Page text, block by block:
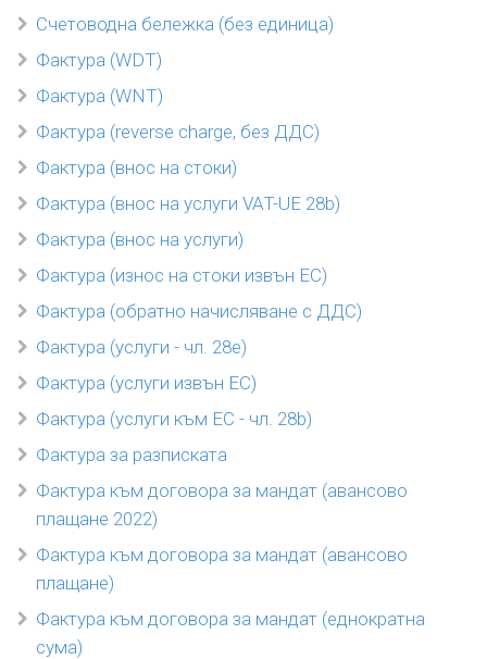
Счетоводна бележка (без единица)
Фактура (WDT)
Фактура (WNT)
Фактура (reverse charge, без ДДС)
Фактура (внос на стоки)
Фактура (внос на услуги VAT-UE 28b)
Фактура (внос на услуги)
Фактура (износ на стоки извън ЕС)
Фактура (обратно начисляване с ДДС)
Фактура (услуги - чл. 28e)
Фактура (услуги извън ЕС)
Фактура (услуги към ЕС - чл. 28b)
Фактура за разписката
Фактура към договора за мандат (авансово
плащане 2022)
Фактура към договора за мандат (авансово
плащане)
Фактура към договора за мандат (еднократна
сума)